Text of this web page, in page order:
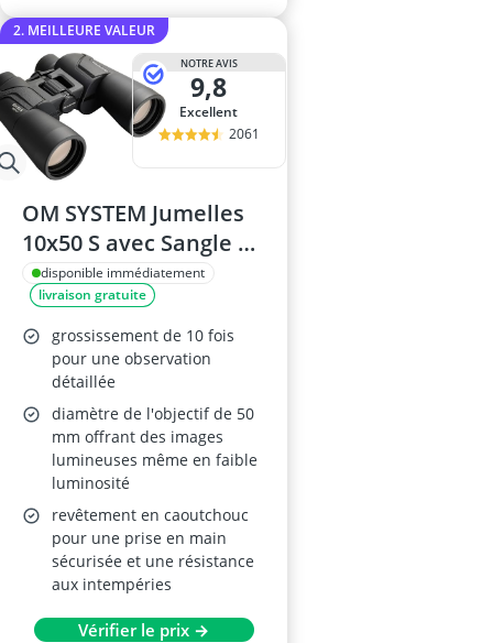
2. MEILLEURE VALEUR
NOTRE AVIS
9,8
Excellent
2061
OM SYSTEM Jumelles
10x50 S avec Sangle et
Sacoche
disponible immédiatement
livraison gratuite
grossissement de 10 fois
pour une observation
détaillée
diamètre de l'objectif de 50
mm offrant des images
lumineuses même en faible
luminosité
revêtement en caoutchouc
pour une prise en main
sécurisée et une résistance
aux intempéries
Vérifier le prix →